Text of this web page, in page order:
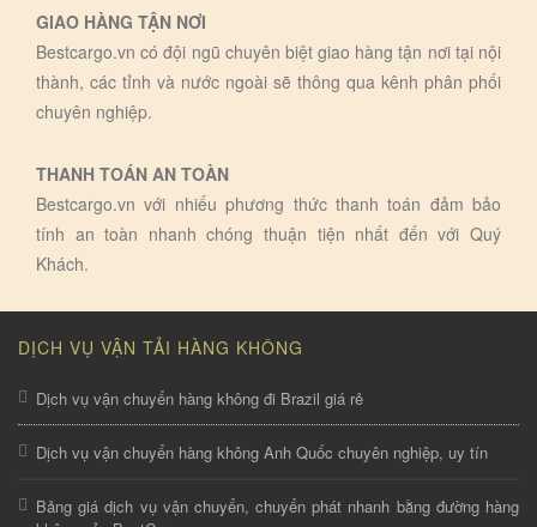
GIAO HÀNG TẬN NƠI
Bestcargo.vn có đội ngũ chuyên biệt giao hàng tận nơi tại nội
thành, các tỉnh và nước ngoài sẽ thông qua kênh phân phối
chuyên nghiệp.
THANH TOÁN AN TOÀN
Bestcargo.vn với nhiếu phương thức thanh toán đảm bảo
tính an toàn nhanh chóng thuận tiện nhất đến với Quý
Khách.
DỊCH VỤ VẬN TẢI HÀNG KHÔNG
Dịch vụ vận chuyển hàng không đi Brazil giá rẻ
Dịch vụ vận chuyển hàng không Anh Quốc chuyên nghiệp, uy tín
Bảng giá dịch vụ vận chuyển, chuyển phát nhanh bằng đường hàng